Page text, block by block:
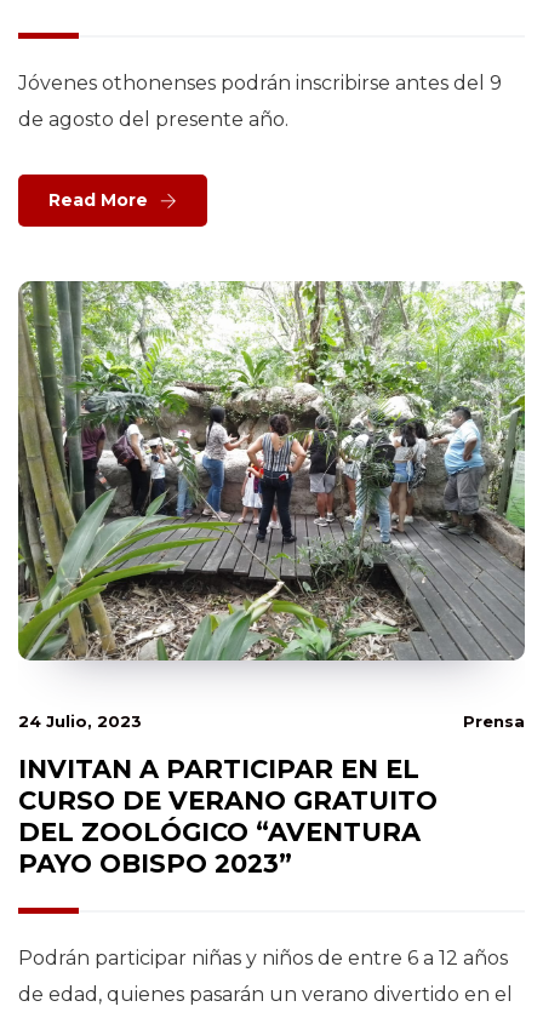
Jóvenes othonenses podrán inscribirse antes del 9
de agosto del presente año.
Read More
24 Julio, 2023 Prensa
INVITAN A PARTICIPAR EN EL
CURSO DE VERANO GRATUITO
DEL ZOOLÓGICO “AVENTURA
PAYO OBISPO 2023”
Podrán participar niñas y niños de entre 6 a 12 años
de edad, quienes pasarán un verano divertido en el